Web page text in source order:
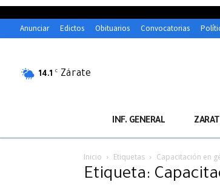
Anunciar Edictos Obituarios Convocatorias
14.1 C Zárate
INF. GENERAL
Inicio Etiquetas Capacitación en
Etiqueta: